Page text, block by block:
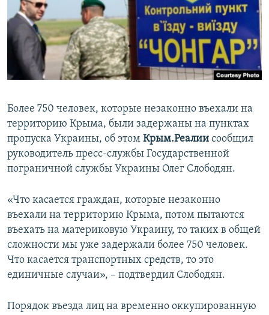
ПОБЕДИТЕЛЕЙ НЕ СУДЯТ?
КРЫМ.НЕПОКОРЕННЫЙ
ELIFBE
УКРАИНСКАЯ ПРОБЛЕМА КРЫМА
ПРИСОЕДИНЯЙТЕСЬ!
Более 750 человек, которые незаконно въехали на
территорию Крыма, были задержаны на пунктах
пропуска Украины, об этом Крым.Реалии сообщил
руководитель пресс-службы Государственной
пограничной службы Украины Олег Слободян.
«Что касается граждан, которые незаконно
въехали на территорию Крыма, потом пытаются
въехать на материковую Украину, то таких в общей
сложности мы уже задержали более 750 человек.
Что касается транспортных средств, то это
единичные случаи», – подтвердил Слободян.
Порядок въезда лиц на временно оккупированную